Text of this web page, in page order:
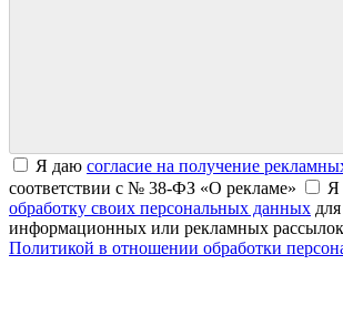
Я даю согласие на получение
соответствии с № 38-ФЗ «О рекламе»
Я
обработку своих персональных данных
информационных или рекламных рассылок
Политикой в отношении обработки